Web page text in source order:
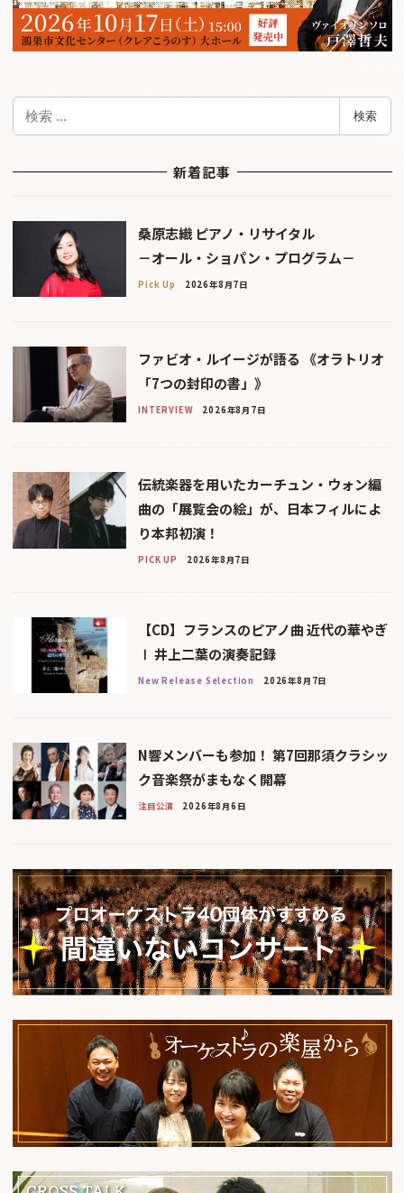
検
検索
新着記事
桑原志織 ピアノ・リサイタル
－オール・ショパン・プログラム－
Pick Up 2026年8月7日
ファビオ・ルイージが語る 《オラトリオ
「7つの封印の書」》
INTERVIEW 2026年8月7日
伝統楽器を用いたカーチュン・ウォン編
曲の「展覧会の絵」が、日本フィルによ
り本邦初演！
PICK UP 2026年8月7日
【CD】フランスのピアノ曲 近代の華やぎ
Ⅰ 井上二葉の演奏記録
New Release Selection 2026年8月7日
N響メンバーも参加！ 第7回那須クラシッ
ク音楽祭がまもなく開幕
注目公演 2026年8月6日